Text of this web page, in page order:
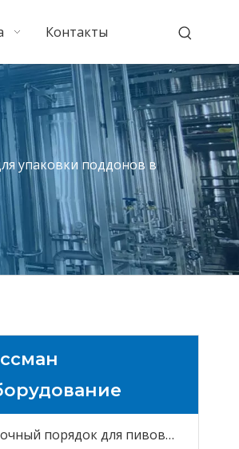
Контакты
упаковки поддонов в
Варочный порядок для пивоварни